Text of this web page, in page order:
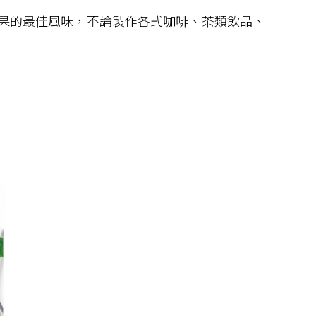
最佳風味，不論製作各式咖啡、茶類飲品、